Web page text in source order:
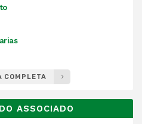
COMPLETA
ASSOCIADO